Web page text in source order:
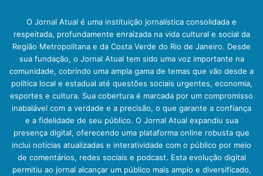
O Jornal Atual é uma instituição jornalística consolidada e
respeitada, profundamente enraizada na vida cultural e social da
Região Metropolitana e da Costa Verde do Rio de Janeiro. Desde
sua fundação, o Jornal Atual tem sido uma voz importante na
comunidade, cobrindo uma ampla gama de temas que vão desde a
política local e estadual até questões sociais urgentes, economia,
esportes e cultura. Sua cobertura é marcada por um compromisso
inabalável com a verdade e a precisão, o que garante a confiança
e a fidelidade de seu público. O Jornal Atual expandiu sua
presença digital, oferecendo uma plataforma online robusta que
inclui notícias atualizadas e interatividade com o público por meio
de comentários, redes sociais e podcast. Esta evolução digital
permitiu ao jornal alcançar um público mais amplo e diversificado,